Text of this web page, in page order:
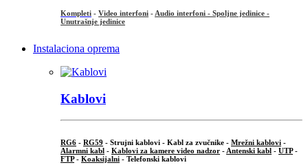
Kompleti - Video interfoni - Audio interfoni - Spoljne jedinice -
Unutrašnje jedinice
Instalaciona oprema
Kablovi
RG6 - RG59 - Strujni kablovi - Kabl za zvučnike - Mrežni kablovi -
Alarmni kabl - Kablovi za kamere video nadzor - Antenski kabl - UTP-
FTP- Koaksijalni - Telefonski kablovi